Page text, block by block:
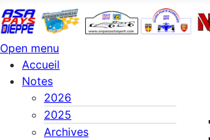
Open menu
Accueil
Notes
2026
2025
Archives